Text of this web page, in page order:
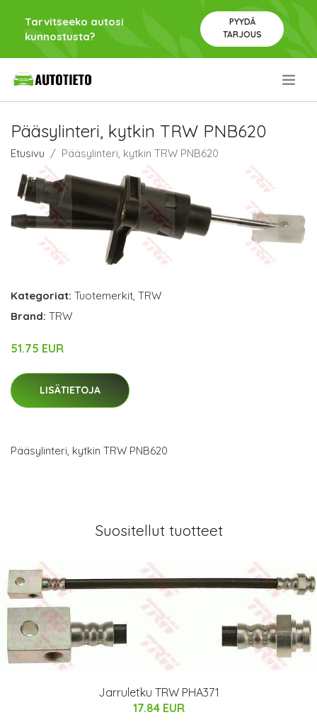
Tarvitseeko autosi
kunnostusta?
PYYDÄ
TARJOUS
Pääsylinteri, kytkin TRW PNB620
Etusivu Pääsylinteri, kytkin TRW PNB620
Kategoriat: Tuotemerkit, TRW
Brand: TRW
51.75 EUR
LISÄTIETOJA
Pääsylinteri, kytkin TRW PNB620
Suositellut tuotteet
Jarruletku TRW PHA371
17.84 EUR